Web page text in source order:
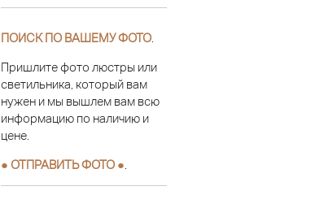
ПОИСК ПО ВАШЕМУ ФОТО
Пришлите фото люстры или
светильника, который вам
нужен и мы вышлем вам всю
информацию по наличию и
цене.
● ОТПРАВИТЬ ФОТО ●